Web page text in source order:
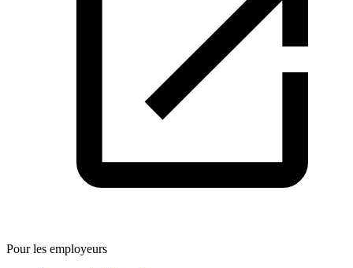
Pour les employeurs